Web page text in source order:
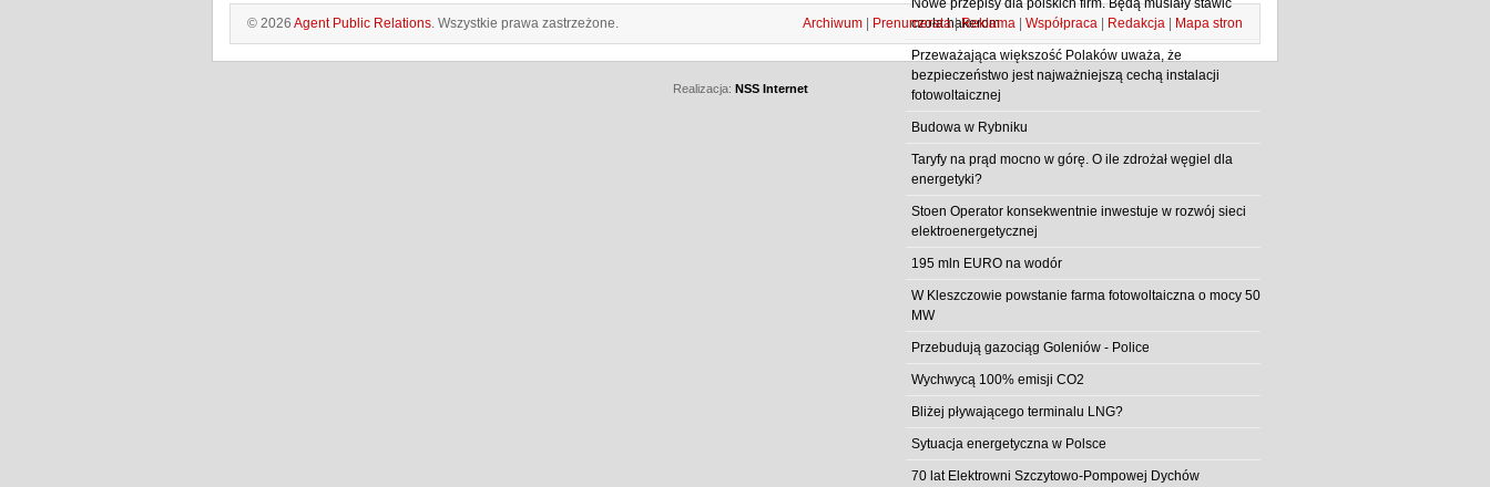
Nowe przepisy dla polskich firm. Będą musiały stawić
czoła hakerom
Przeważająca większość Polaków uważa, że
bezpieczeństwo jest najważniejszą cechą instalacji
fotowoltaicznej
Budowa w Rybniku
Taryfy na prąd mocno w górę. O ile zdrożał węgiel dla
energetyki?
Stoen Operator konsekwentnie inwestuje w rozwój sieci
elektroenergetycznej
195 mln EURO na wodór
W Kleszczowie powstanie farma fotowoltaiczna o mocy 50
MW
Przebudują gazociąg Goleniów - Police
Wychwycą 100% emisji CO2
Bliżej pływającego terminalu LNG?
Sytuacja energetyczna w Polsce
70 lat Elektrowni Szczytowo-Pompowej Dychów
© 2026 Agent Public Relations. Wszystkie prawa zastrzeżone. Archiwum | Prenumerata|Reklama | Współpraca | Redakcja | Mapa stron
Realizacja: NSS Internet